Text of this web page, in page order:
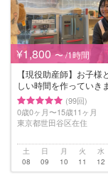
¥1,800 〜 /1時間
【現役助産師】お子様
しい時間を作っていき
(99回)
0歳0ヶ月〜15歳11ヶ月
東京都世田谷区在住
土
08
日
09
月
10
火
11
水
12